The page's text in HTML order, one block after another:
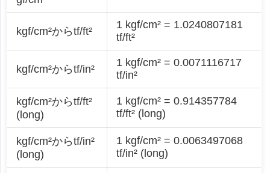
kgf/cm²からtf/ft²
1 kgf/cm² = 1.0240807181
tf/ft²
kgf/cm²からtf/in²
1 kgf/cm² = 0.0071116717
tf/in²
kgf/cm²からtf/ft²
(long)
1 kgf/cm² = 0.914357784
tf/ft² (long)
kgf/cm²からtf/in²
(long)
1 kgf/cm² = 0.0063497068
tf/in² (long)